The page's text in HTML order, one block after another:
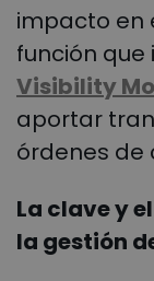
impacto en
función
Visibility
aportar
órdenes de
La clave y
la gestión